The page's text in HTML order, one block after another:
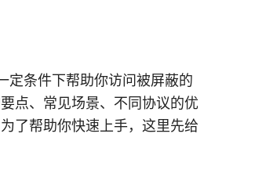
条件下帮助你访问被屏蔽的
点、常见场景、不同协议的优
了帮助你快速上手，这里先给